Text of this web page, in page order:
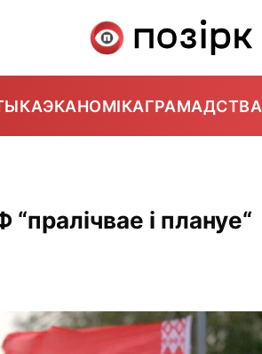
ЭКАНОМІКАГРАМАДСТВА
і плануе“